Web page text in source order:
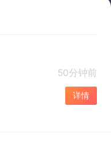
50分钟前
详情